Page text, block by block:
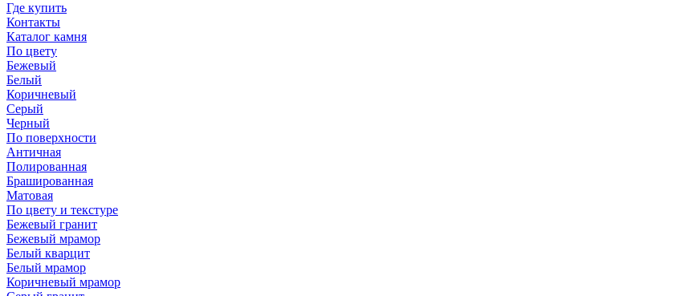
Где купить
Контакты
Каталог камня
По цвету
Бежевый
Белый
Коричневый
Серый
Черный
По поверхности
Античная
Полированная
Брашированная
Матовая
По цвету и текстуре
Бежевый гранит
Бежевый мрамор
Белый кварцит
Белый мрамор
Коричневый мрамор